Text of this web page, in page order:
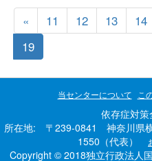
« 11 12 13 14
19
当センターについて こ
依存症対
所在地: 〒239-0841 神奈川県
1550（代表）
Copyright © 2018独立行政法人